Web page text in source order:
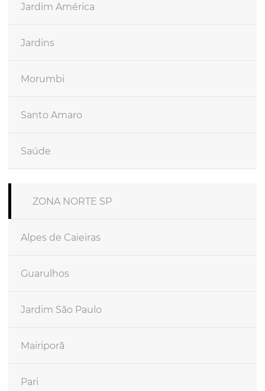
Jardim América
Jardins
Morumbi
Santo Amaro
Saúde
ZONA NORTE SP
Alpes de Caieiras
Guarulhos
Jardim São Paulo
Mairiporã
Pari